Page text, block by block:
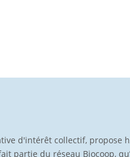
d'intérêt collectif,
partie du réseau Biocoop,